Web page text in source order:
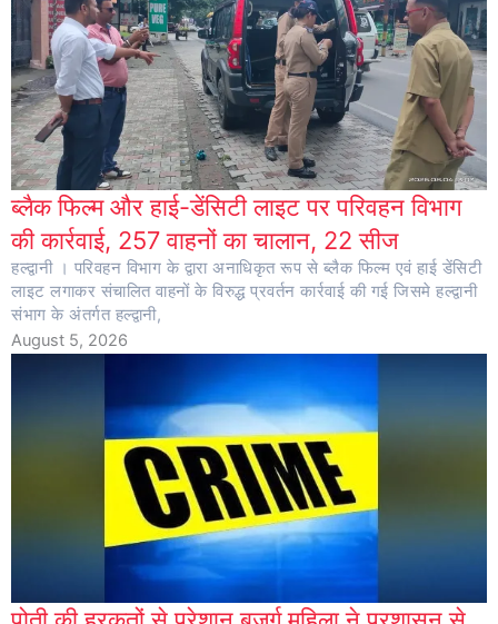
ब्लैक फिल्म और हाई-डेंसिटी लाइट पर परिवहन विभाग
की कार्रवाई, 257 वाहनों का चालान, 22 सीज
हल्द्वानी । परिवहन विभाग के द्वारा अनाधिकृत रूप से ब्लैक फिल्म एवं हाई डेंसिटी
लाइट लगाकर संचालित वाहनों के विरुद्ध प्रवर्तन कार्रवाई की गई जिसमे हल्द्वानी
संभाग के अंतर्गत हल्द्वानी,
August 5, 2026